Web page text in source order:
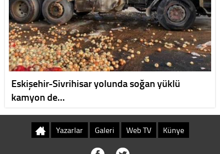
Eskişehir-Sivrihisar yolunda soğan yüklü
kamyon de…
Yazarlar Galeri Web TV Künye